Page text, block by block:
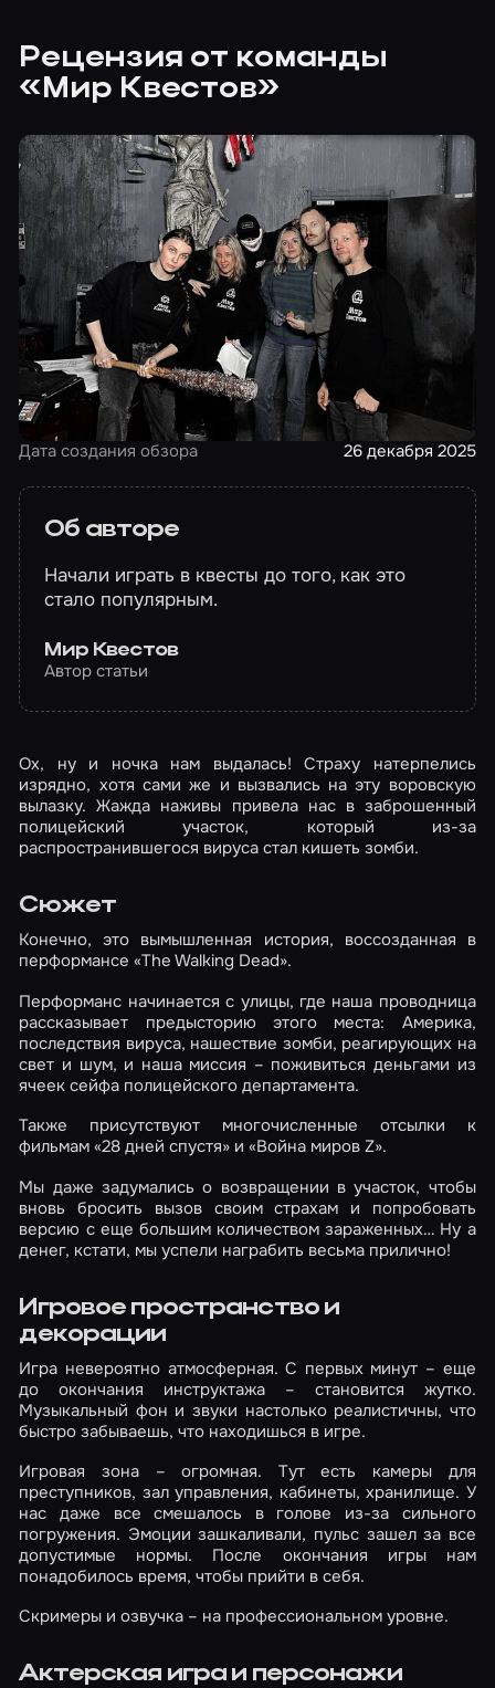
Рецензия от команды
«Мир Квестов»
Дата создания обзора 26 декабря 2025
Об авторе
Начали играть в квесты до того, как это
стало популярным.
Мир Квестов
Автор статьи
Ох, ну и ночка нам выдалась! Страху натерпелись
изрядно, хотя сами же и вызвались на эту воровскую
вылазку. Жажда наживы привела нас в заброшенный
полицейский участок, который из-за
распространившегося вируса стал кишеть зомби.
Сюжет
Конечно, это вымышленная история, воссозданная в
перформансе «The Walking Dead».
Перформанс начинается с улицы, где наша проводница
рассказывает предысторию этого места: Америка,
последствия вируса, нашествие зомби, реагирующих на
свет и шум, и наша миссия – поживиться деньгами из
ячеек сейфа полицейского департамента.
Также присутствуют многочисленные отсылки к
фильмам «28 дней спустя» и «Война миров Z».
Мы даже задумались о возвращении в участок, чтобы
вновь бросить вызов своим страхам и попробовать
версию с еще большим количеством зараженных… Ну а
денег, кстати, мы успели награбить весьма прилично!
Игровое пространство и
декорации
Игра невероятно атмосферная. С первых минут – еще
до окончания инструктажа – становится жутко.
Музыкальный фон и звуки настолько реалистичны, что
быстро забываешь, что находишься в игре.
Игровая зона – огромная. Тут есть камеры для
преступников, зал управления, кабинеты, хранилище. У
нас даже все смешалось в голове из-за сильного
погружения. Эмоции зашкаливали, пульс зашел за все
допустимые нормы. После окончания игры нам
понадобилось время, чтобы прийти в себя.
Скримеры и озвучка – на профессиональном уровне.
Актерская игра и персонажи